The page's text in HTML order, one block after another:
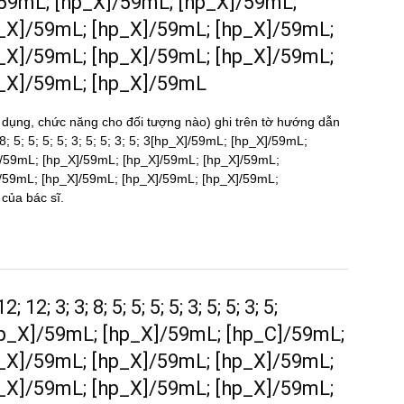
59mL; [hp_X]/59mL; [hp_X]/59mL;
59mL; [hp_X]/59mL; [hp_X]/59mL;
59mL; [hp_X]/59mL
chức năng cho đối tượng nào) ghi trên tờ hướng dẫn
5; 5; 5; 5; 3; 5; 5; 3; 5; 3[hp_X]/59mL; [hp_X]/59mL;
[hp_X]/59mL; [hp_X]/59mL; [hp_X]/59mL;
[hp_X]/59mL; [hp_X]/59mL; [hp_X]/59mL;
bác sĩ.
3; 3; 8; 5; 5; 5; 5; 3; 5; 5; 3; 5;
59mL; [hp_X]/59mL; [hp_C]/59mL;
59mL; [hp_X]/59mL; [hp_X]/59mL;
59mL; [hp_X]/59mL; [hp_X]/59mL;